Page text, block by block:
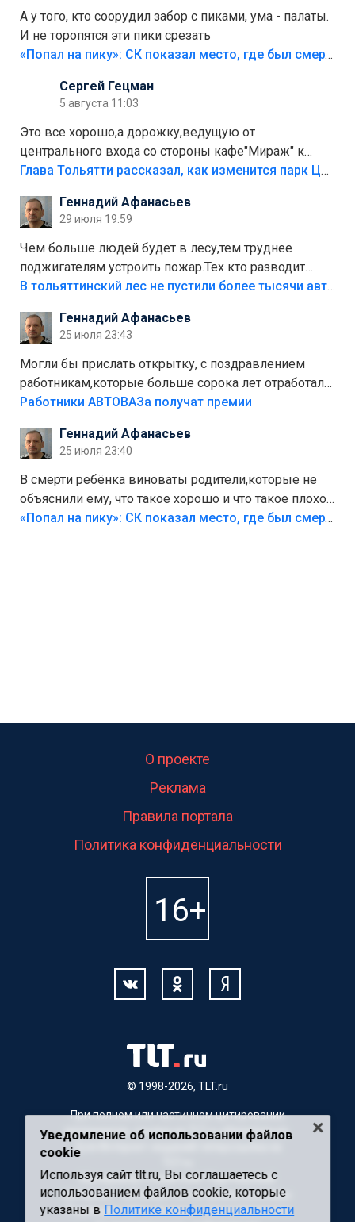
А у того, кто соорудил забор с пиками, ума - палаты.
И не торопятся эти пики срезать
«Попал на пику»: СК показал место, где был смертельно травмирован ребенок в Тольятти
Сергей Гецман
5 августа 11:03
Это все хорошо,а дорожку,ведущую от
центрального входа со стороны кафе"Мираж" к
аттракционам слабо доделать?А то бордюры
лежала в парке и испортилась.Да еще,видимо,часть
украли.
Глава Тольятти рассказал, как изменится парк Центрального района
Геннадий Афанасьев
29 июля 19:59
Чем больше людей будет в лесу,тем труднее
поджигателям устроить пожар.Тех кто разводит
костры,тех надо безбожно штрафовать.Камер полно
Штрафы мизерные.
В тольяттинский лес не пустили более тысячи автомобилей
Геннадий Афанасьев
25 июля 23:43
Могли бы прислать открытку, с поздравлением
работникам,которые больше сорока лет отработали
на предприятии.
Работники АВТОВАЗа получат премии
Геннадий Афанасьев
25 июля 23:40
В смерти ребёнка виноваты родители,которые не
объяснили ему, что такое хорошо и что такое плохо!
Лезть через такой забор,верх безумия,есть же
«Попал на пику»: СК показал место, где был смертельно травмирован ребенок в Тольятти
© 1998-2026, TLT.ru
О проекте
Реклама
Правила портала
Политика конфиденциальности
При полном или частичном цитировании
материалов, ссылка на TLT.ru обязательна.
Для Интернет-изданий гиперссылка на
Материалы с пометкой "Партнерский
материал" публикуются на правах рекламы.
Редакция сайта не несет ответственности
Уведомление об использовании файлов
cookie
Используя сайт tlt.ru, Вы соглашаетесь с
использованием файлов cookie, которые
указаны в Политике конфиденциальности